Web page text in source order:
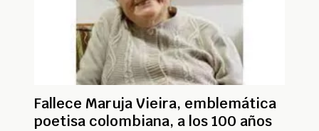
Fallece Maruja Vieira, emblemática
poetisa colombiana, a los 100 años